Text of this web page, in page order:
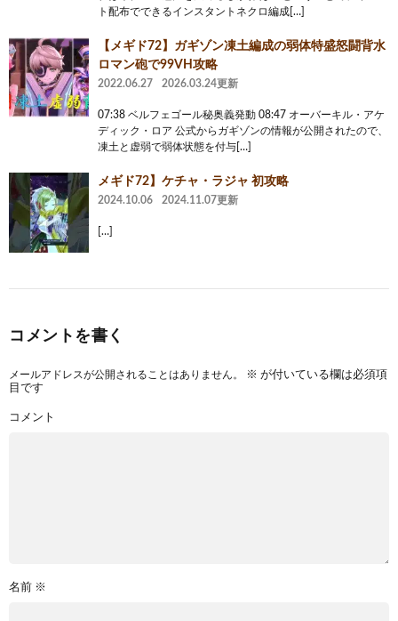
ト配布でできるインスタントネクロ編成[…]
【メギド72】ガギゾン凍土編成の弱体特盛怒闘背水
ロマン砲で99VH攻略
2022.06.27 2026.03.24更新
07:38 ベルフェゴール秘奥義発動 08:47 オーバーキル・アケ
ディック・ロア 公式からガギゾンの情報が公開されたので、
凍土と虚弱で弱体状態を付与[…]
メギド72】ケチャ・ラジャ 初攻略
2024.10.06 2024.11.07更新
[…]
コメントを書く
メールアドレスが公開されることはありません。 ※ が付いている欄は必須項
目です
コメント
名前 ※